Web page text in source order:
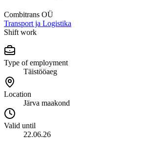
Combitrans OÜ
Transport ja Logistika
Shift work
Type of employment
Täistööaeg
Location
Järva maakond
Valid until
22.06.26